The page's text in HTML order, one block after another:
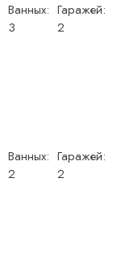
Ванных:
3
Гаражей:
2
Ванных:
2
Гаражей:
2